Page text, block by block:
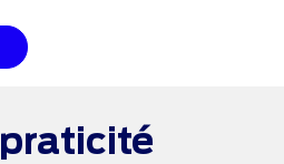
praticité